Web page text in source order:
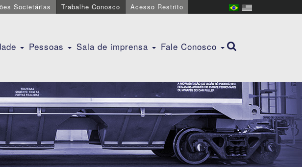
Societárias Trabalhe Conosco Acesso Restrito
Pessoas Sala de imprensa Fale Conosco